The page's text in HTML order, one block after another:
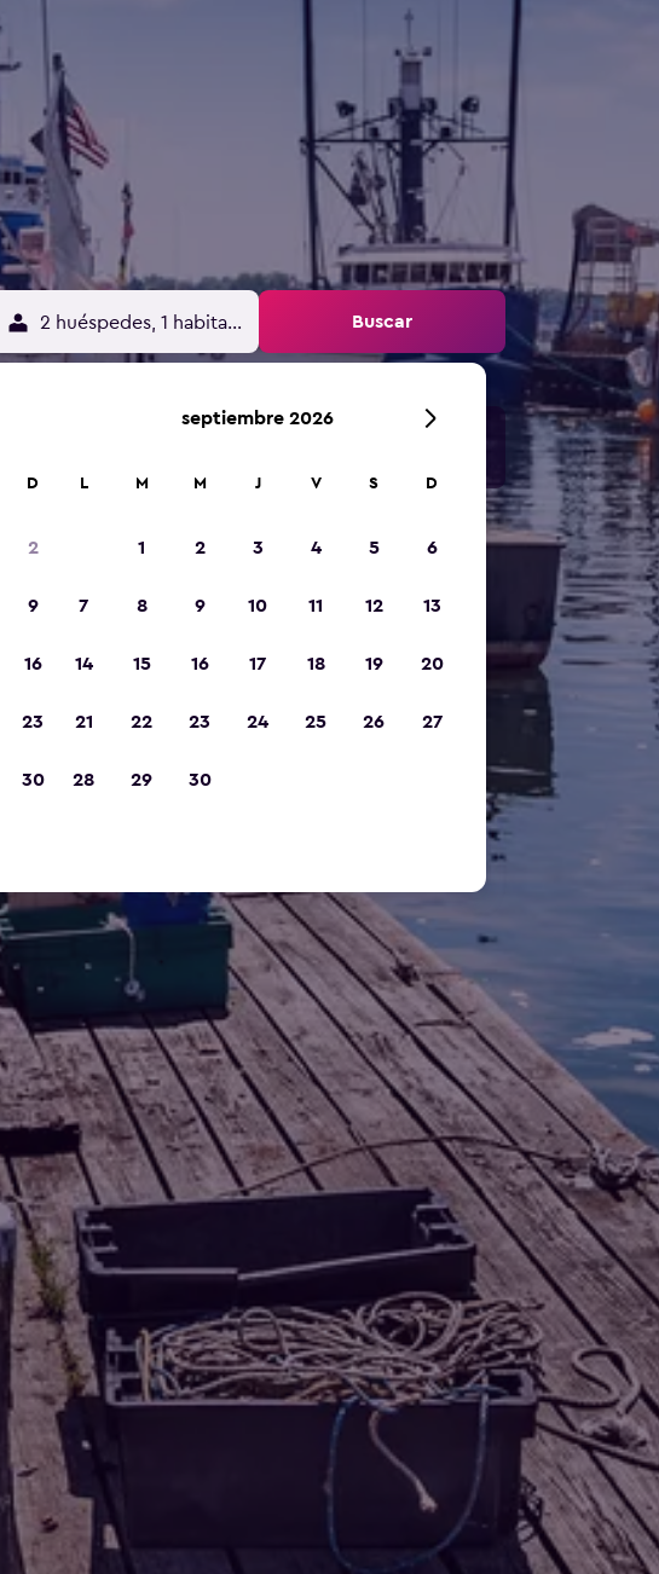
2 huéspedes, 1 habitación Buscar
D
2
9
16
23
30
septiembre 2026
L M M J V S D
1 2 3 4 5 6
7 8 9 10 11 12 13
14 15 16 17 18 19 20
21 22 23 24 25 26 27
28 29 30